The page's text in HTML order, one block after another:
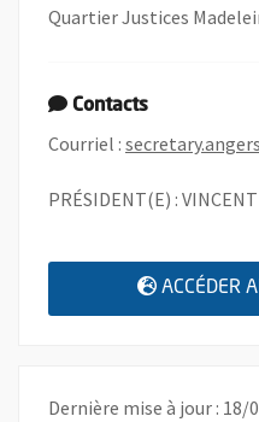
Quartier Justices
Contacts
Courriel :
PRÉSIDENT(E) :
ACCÉDER
Dernière mise à jour : 18/